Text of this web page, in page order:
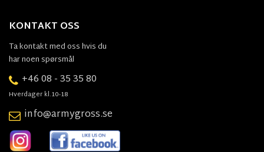
KONTAKT OSS
Ta kontakt med oss hvis du
har noen spørsmål
+46 08 - 35 35 80
Hverdager kl.10-18
info@armygross.se